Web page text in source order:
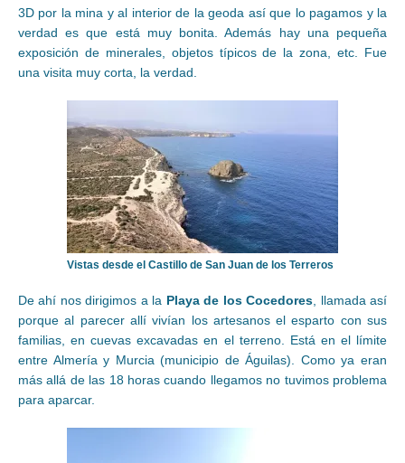
3D por la mina y al interior de la geoda así que lo pagamos y la
verdad es que está muy bonita. Además hay una pequeña
exposición de minerales, objetos típicos de la zona, etc. Fue
una visita muy corta, la verdad.
Vistas desde el Castillo de San Juan de los Terreros
De ahí nos dirigimos a la Playa de los Cocedores, llamada así
porque al parecer allí vivían los artesanos el esparto con sus
familias, en cuevas excavadas en el terreno. Está en el límite
entre Almería y Murcia (municipio de Águilas). Como ya eran
más allá de las 18 horas cuando llegamos no tuvimos problema
para aparcar.